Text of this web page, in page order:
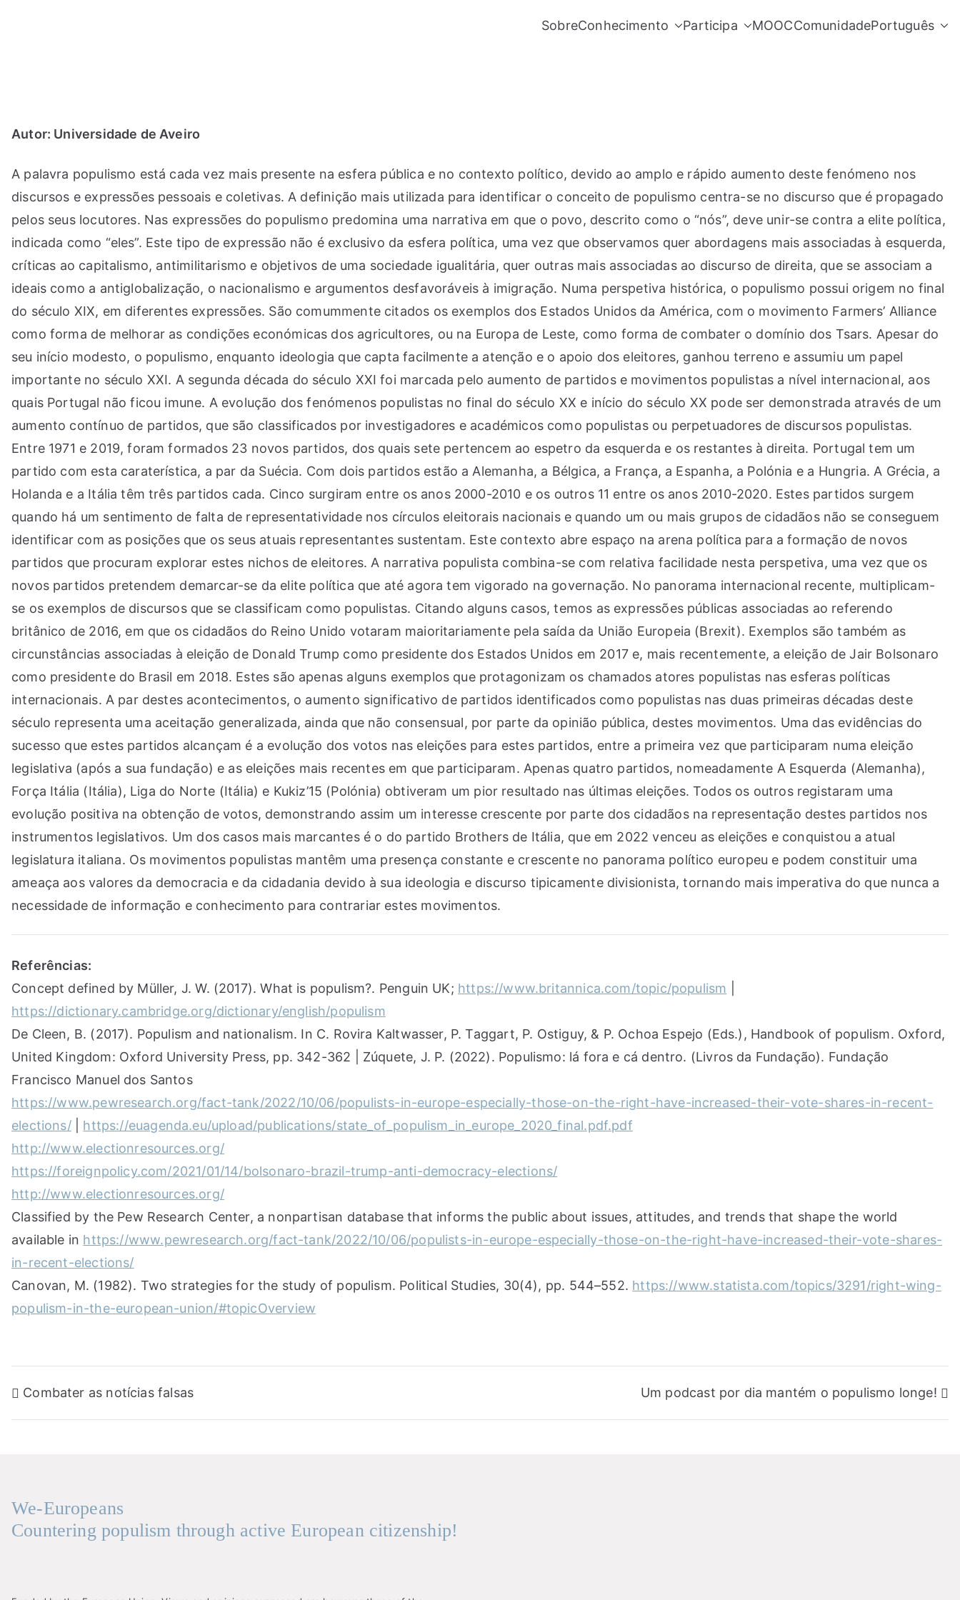
SobreConhecimento Participa MOOCComunidadePortuguês
Autor: Universidade de Aveiro
A palavra populismo está cada vez mais presente na esfera pública e no contexto político, devido ao amplo e rápido aumento deste fenómeno nos
discursos e expressões pessoais e coletivas. A definição mais utilizada para identificar o conceito de populismo centra-se no discurso que é propagado
pelos seus locutores. Nas expressões do populismo predomina uma narrativa em que o povo, descrito como o “nós”, deve unir-se contra a elite política,
indicada como “eles”. Este tipo de expressão não é exclusivo da esfera política, uma vez que observamos quer abordagens mais associadas à esquerda,
críticas ao capitalismo, antimilitarismo e objetivos de uma sociedade igualitária, quer outras mais associadas ao discurso de direita, que se associam a
ideais como a antiglobalização, o nacionalismo e argumentos desfavoráveis à imigração. Numa perspetiva histórica, o populismo possui origem no final
do século XIX, em diferentes expressões. São comummente citados os exemplos dos Estados Unidos da América, com o movimento Farmers’ Alliance
como forma de melhorar as condições económicas dos agricultores, ou na Europa de Leste, como forma de combater o domínio dos Tsars. Apesar do
seu início modesto, o populismo, enquanto ideologia que capta facilmente a atenção e o apoio dos eleitores, ganhou terreno e assumiu um papel
importante no século XXI. A segunda década do século XXI foi marcada pelo aumento de partidos e movimentos populistas a nível internacional, aos
quais Portugal não ficou imune. A evolução dos fenómenos populistas no final do século XX e início do século XX pode ser demonstrada através de um
aumento contínuo de partidos, que são classificados por investigadores e académicos como populistas ou perpetuadores de discursos populistas.
Entre 1971 e 2019, foram formados 23 novos partidos, dos quais sete pertencem ao espetro da esquerda e os restantes à direita. Portugal tem um
partido com esta caraterística, a par da Suécia. Com dois partidos estão a Alemanha, a Bélgica, a França, a Espanha, a Polónia e a Hungria. A Grécia, a
Holanda e a Itália têm três partidos cada. Cinco surgiram entre os anos 2000-2010 e os outros 11 entre os anos 2010-2020. Estes partidos surgem
quando há um sentimento de falta de representatividade nos círculos eleitorais nacionais e quando um ou mais grupos de cidadãos não se conseguem
identificar com as posições que os seus atuais representantes sustentam. Este contexto abre espaço na arena política para a formação de novos
partidos que procuram explorar estes nichos de eleitores. A narrativa populista combina-se com relativa facilidade nesta perspetiva, uma vez que os
novos partidos pretendem demarcar-se da elite política que até agora tem vigorado na governação. No panorama internacional recente, multiplicam-
se os exemplos de discursos que se classificam como populistas. Citando alguns casos, temos as expressões públicas associadas ao referendo
britânico de 2016, em que os cidadãos do Reino Unido votaram maioritariamente pela saída da União Europeia (Brexit). Exemplos são também as
circunstâncias associadas à eleição de Donald Trump como presidente dos Estados Unidos em 2017 e, mais recentemente, a eleição de Jair Bolsonaro
como presidente do Brasil em 2018. Estes são apenas alguns exemplos que protagonizam os chamados atores populistas nas esferas políticas
internacionais. A par destes acontecimentos, o aumento significativo de partidos identificados como populistas nas duas primeiras décadas deste
século representa uma aceitação generalizada, ainda que não consensual, por parte da opinião pública, destes movimentos. Uma das evidências do
sucesso que estes partidos alcançam é a evolução dos votos nas eleições para estes partidos, entre a primeira vez que participaram numa eleição
legislativa (após a sua fundação) e as eleições mais recentes em que participaram. Apenas quatro partidos, nomeadamente A Esquerda (Alemanha),
Força Itália (Itália), Liga do Norte (Itália) e Kukiz’15 (Polónia) obtiveram um pior resultado nas últimas eleições. Todos os outros registaram uma
evolução positiva na obtenção de votos, demonstrando assim um interesse crescente por parte dos cidadãos na representação destes partidos nos
instrumentos legislativos. Um dos casos mais marcantes é o do partido Brothers de Itália, que em 2022 venceu as eleições e conquistou a atual
legislatura italiana. Os movimentos populistas mantêm uma presença constante e crescente no panorama político europeu e podem constituir uma
ameaça aos valores da democracia e da cidadania devido à sua ideologia e discurso tipicamente divisionista, tornando mais imperativa do que nunca a
necessidade de informação e conhecimento para contrariar estes movimentos.
Referências:
Concept defined by Müller, J. W. (2017). What is populism?. Penguin UK; https://www.britannica.com/topic/populism
https://dictionary.cambridge.org/dictionary/english/populism
De Cleen, B. (2017). Populism and nationalism. In C. Rovira Kaltwasser, P. Taggart, P. Ostiguy, & P. Ochoa Espejo (Eds.), Handbook of populism. Oxford,
United Kingdom: Oxford University Press, pp. 342-362 | Zúquete, J. P. (2022). Populismo: lá fora e cá dentro. (Livros da Fundação). Fundação
Francisco Manuel dos Santos
https://www.pewresearch.org/fact-tank/2022/10/06/populists-in-europe-especially-those-on-the-right-have-increased-their-vote-shares-in-recent-
elections/| https://euagenda.eu/upload/publications/state_of_populism_in_europe_2020_final.pdf.pdf
http://www.electionresources.org/
https://foreignpolicy.com/2021/01/14/bolsonaro-brazil-trump-anti-democracy-elections/
http://www.electionresources.org/
Classified by the Pew Research Center, a nonpartisan database that informs the public about issues, attitudes, and trends that shape the world
available in https://www.pewresearch.org/fact-tank/2022/10/06/populists-in-europe-especially-those-on-the-right-have-increased-their-vote-shares-
in-recent-elections/
Canovan, M. (1982). Two strategies for the study of populism. Political Studies, 30(4), pp. 544–552. https://www.statista.com/topics/3291/right-wing-
populism-in-the-european-union/#topicOverview
Navegação
Combater as notícias falsas Um podcast por dia mantém o populismo longe!
We-Europeans
Countering populism through active European citizenship!